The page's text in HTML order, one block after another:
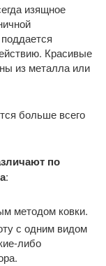
изящное
Красивые
из металла или
больше всего
по
:
методом ковки.
с одним видом
либо